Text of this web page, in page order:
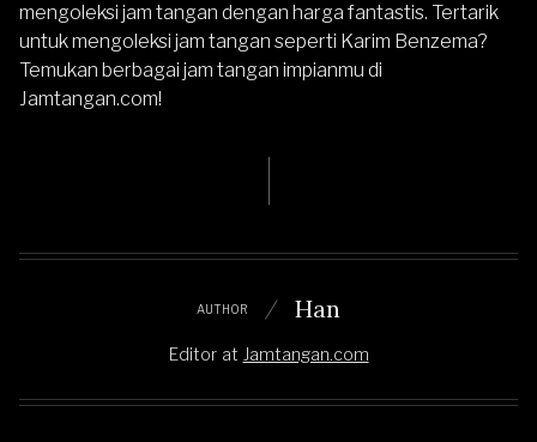
mengoleksi jam tangan dengan harga fantastis. Tertarik
untuk mengoleksi jam tangan seperti Karim Benzema?
Temukan berbagai jam tangan impianmu di
Jamtangan.com!
AUTHOR Han
Editor at Jamtangan.com